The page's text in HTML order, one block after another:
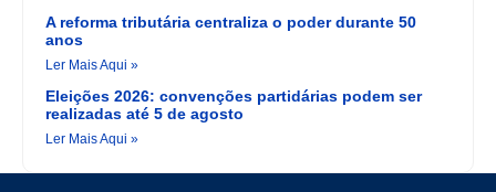
A reforma tributária centraliza o poder durante 50
anos
Ler Mais Aqui »
Eleições 2026: convenções partidárias podem ser
realizadas até 5 de agosto
Ler Mais Aqui »